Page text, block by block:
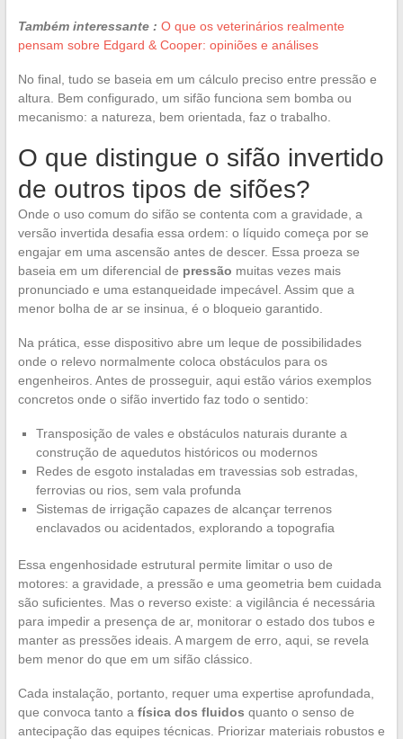
Também interessante : O que os veterinários realmente
pensam sobre Edgard & Cooper: opiniões e análises
No final, tudo se baseia em um cálculo preciso entre pressão e
altura. Bem configurado, um sifão funciona sem bomba ou
mecanismo: a natureza, bem orientada, faz o trabalho.
O que distingue o sifão invertido
de outros tipos de sifões?
Onde o uso comum do sifão se contenta com a gravidade, a
versão invertida desafia essa ordem: o líquido começa por se
engajar em uma ascensão antes de descer. Essa proeza se
baseia em um diferencial de pressão muitas vezes mais
pronunciado e uma estanqueidade impecável. Assim que a
menor bolha de ar se insinua, é o bloqueio garantido.
Na prática, esse dispositivo abre um leque de possibilidades
onde o relevo normalmente coloca obstáculos para os
engenheiros. Antes de prosseguir, aqui estão vários exemplos
concretos onde o sifão invertido faz todo o sentido:
Transposição de vales e obstáculos naturais durante a
construção de aquedutos históricos ou modernos
Redes de esgoto instaladas em travessias sob estradas,
ferrovias ou rios, sem vala profunda
Sistemas de irrigação capazes de alcançar terrenos
enclavados ou acidentados, explorando a topografia
Essa engenhosidade estrutural permite limitar o uso de
motores: a gravidade, a pressão e uma geometria bem cuidada
são suficientes. Mas o reverso existe: a vigilância é necessária
para impedir a presença de ar, monitorar o estado dos tubos e
manter as pressões ideais. A margem de erro, aqui, se revela
bem menor do que em um sifão clássico.
Cada instalação, portanto, requer uma expertise aprofundada,
que convoca tanto a física dos fluidos quanto o senso de
antecipação das equipes técnicas. Priorizar materiais robustos e